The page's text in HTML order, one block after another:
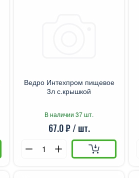
Ведро Интехпром пищевое
3л с.крышкой
В наличии 37 шт.
67.0 ₽ / шт.